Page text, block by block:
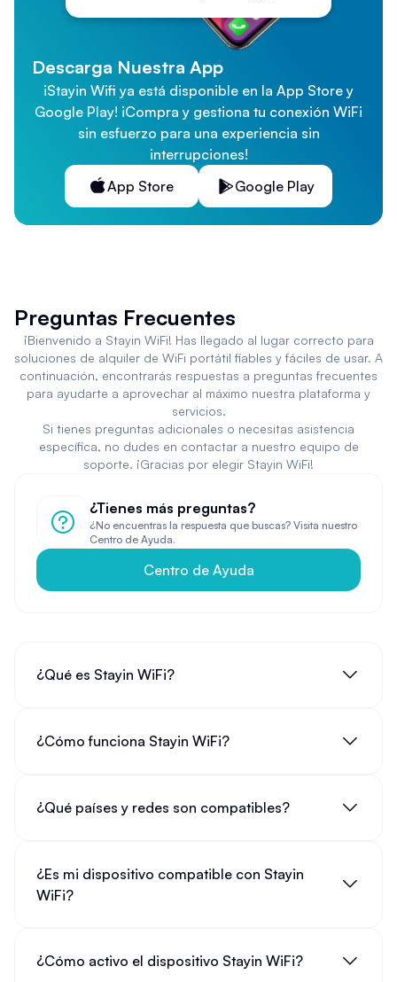
Descarga Nuestra App
¡Stayin Wifi ya está disponible en la App Store y
Google Play! ¡Compra y gestiona tu conexión WiFi
sin esfuerzo para una experiencia sin
interrupciones!
App Store
Google Play
Preguntas Frecuentes
¡Bienvenido a Stayin WiFi! Has llegado al lugar correcto para
soluciones de alquiler de WiFi portátil fiables y fáciles de usar. A
continuación, encontrarás respuestas a preguntas frecuentes
para ayudarte a aprovechar al máximo nuestra plataforma y
servicios.
Si tienes preguntas adicionales o necesitas asistencia
específica, no dudes en contactar a nuestro equipo de
soporte. ¡Gracias por elegir Stayin WiFi!
¿Tienes más preguntas?
¿No encuentras la respuesta que buscas? Visita nuestro
Centro de Ayuda.
Centro de Ayuda
¿Qué es Stayin WiFi?
¿Cómo funciona Stayin WiFi?
¿Qué países y redes son compatibles?
¿Es mi dispositivo compatible con Stayin
WiFi?
¿Cómo activo el dispositivo Stayin WiFi?